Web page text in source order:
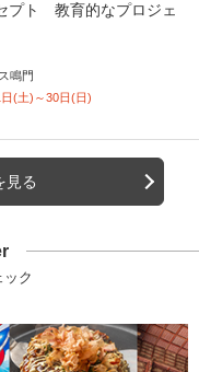
プト 教育的なプロジェ
鳴門
(土)～30日(日)
見る
ク